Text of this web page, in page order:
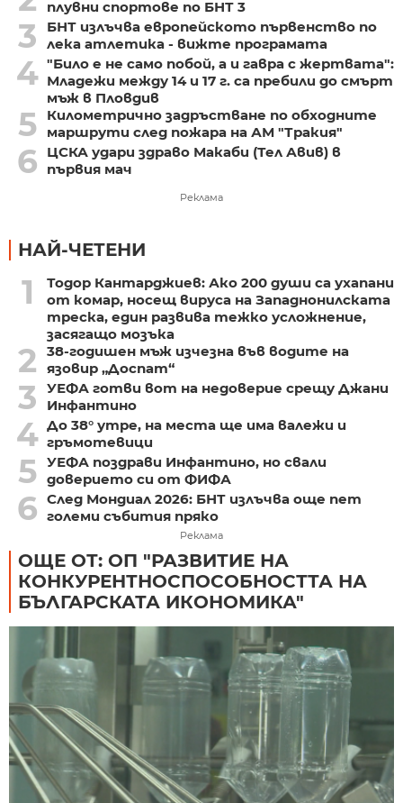
плувни спортове по БНТ 3
3
БНТ излъчва европейското първенство по
лека атлетика - вижте програмата
4 "Било е не само побой, а и гавра с жертвата":
Младежи между 14 и 17 г. са пребили до смърт
мъж в Пловдив
5
Километрично задръстване по обходните
маршрути след пожара на АМ "Тракия"
6
ЦСКА удари здраво Макаби (Тел Авив) в
първия мач
Реклама
НАЙ-ЧЕТЕНИ
1
Тодор Кантарджиев: Ако 200 души са ухапани
от комар, носещ вируса на Западнонилската
треска, един развива тежко усложнение,
засягащо мозъка
2
38-годишен мъж изчезна във водите на
язовир „Доспат“
3
УЕФА готви вот на недоверие срещу Джани
Инфантино
4 До 38° утре, на места ще има валежи и
гръмотевици
5 УЕФА поздрави Инфантино, но свали
доверието си от ФИФА
6 След Мондиал 2026: БНТ излъчва още пет
големи събития пряко
Реклама
ОЩЕ ОТ: ОП "РАЗВИТИЕ НА
КОНКУРЕНТНОСПОСОБНОСТТА НА
БЪЛГАРСКАТА ИКОНОМИКА"